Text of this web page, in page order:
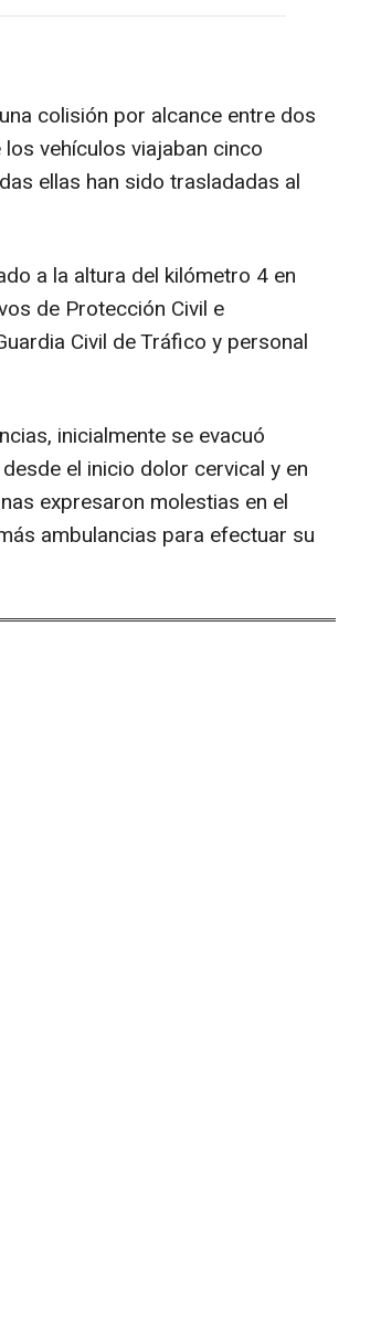
colisión por alcance entre dos
vehículos viajaban cinco
ellas han sido trasladadas al
a la altura del kilómetro 4 en
de Protección Civil e
Civil de Tráfico y personal
inicialmente se evacuó
el inicio dolor cervical y en
expresaron molestias en el
ambulancias para efectuar su